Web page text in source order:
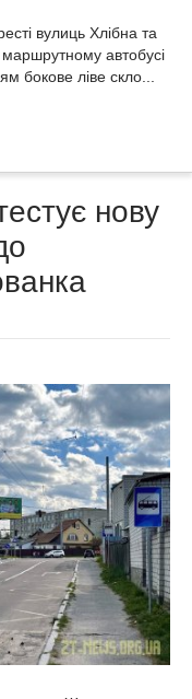
вулиць Хлібна та
автобусі
бокове ліве скло...
нову